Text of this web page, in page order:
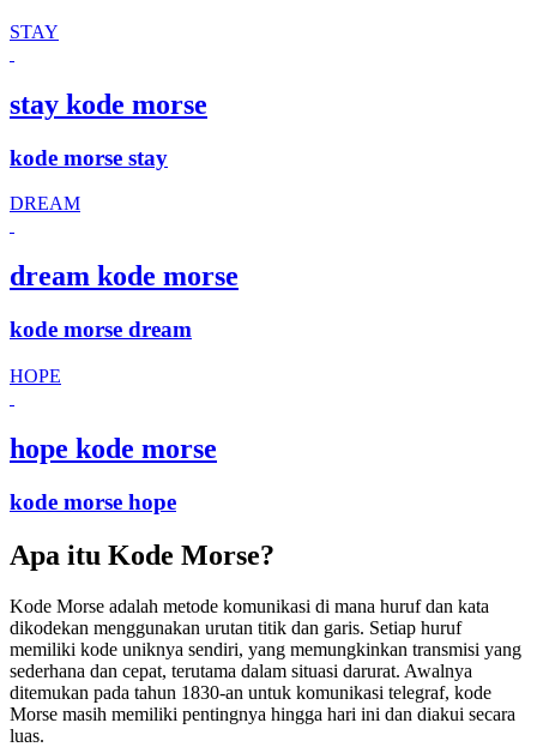
STAY
stay kode morse
kode morse stay
DREAM
dream kode morse
kode morse dream
HOPE
hope kode morse
kode morse hope
Apa itu Kode Morse?
Kode Morse adalah metode komunikasi di mana huruf dan kata
dikodekan menggunakan urutan titik dan garis. Setiap huruf
memiliki kode uniknya sendiri, yang memungkinkan transmisi yang
sederhana dan cepat, terutama dalam situasi darurat. Awalnya
ditemukan pada tahun 1830-an untuk komunikasi telegraf, kode
Morse masih memiliki pentingnya hingga hari ini dan diakui secara
luas.